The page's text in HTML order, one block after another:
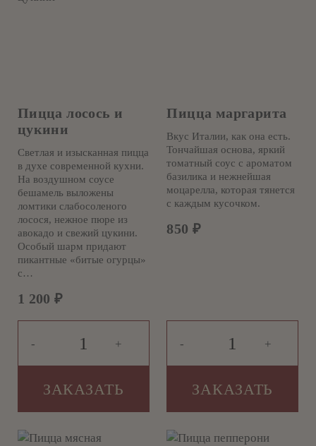
Пицца лосось и
цукини
1 200 ₽
Светлая и изысканная пицца
в духе современной кухни.
На воздушном соусе
бешамель выложены
ломтики слабосоленого
лосося, нежное пюре из
авокадо и свежий цукини.
Особый шарм придают
пикантные «битые огурцы»
с…
- +
ЗАКАЗАТЬ
Пицца маргарита
850 ₽
Вкус Италии, как она есть.
Тончайшая основа, яркий
томатный соус с ароматом
базилика и нежнейшая
моцарелла, которая тянется
с каждым кусочком.
- +
ЗАКАЗАТЬ